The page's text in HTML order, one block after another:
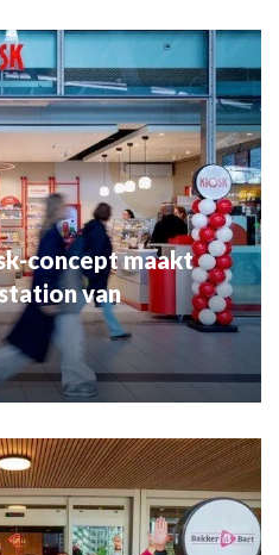
concept maakt
van